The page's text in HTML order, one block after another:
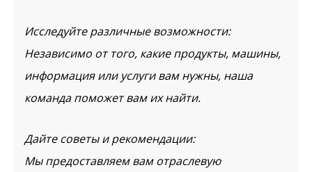
Исследуйте различные возможности:
Независимо от того, какие продукты, машины,
информация или услуги вам нужны, наша
команда поможет вам их найти.
Дайте советы и рекомендации:
Мы предоставляем вам отраслевую